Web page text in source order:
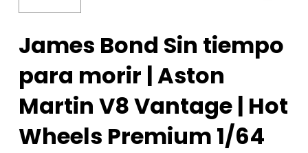
James Bond Sin tiempo
para morir | Aston
Martin V8 Vantage | Hot
Wheels Premium 1/64